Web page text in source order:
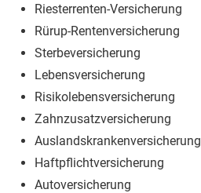
Riesterrenten-Versicherung
Rürup-Rentenversicherung
Sterbeversicherung
Lebensversicherung
Risikolebensversicherung
Zahnzusatzversicherung
Auslandskrankenversicherung
Haftpflichtversicherung
Autoversicherung